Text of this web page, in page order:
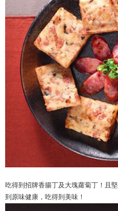
吃得到招牌香腸丁及大塊蘿蔔丁！且
到原味健康，吃得到美味！